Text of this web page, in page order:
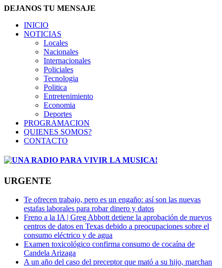
DEJANOS TU MENSAJE
INICIO
NOTICIAS
Locales
Nacionales
Internacionales
Policiales
Tecnologia
Politica
Entretenimiento
Economia
Deportes
PROGRAMACION
QUIENES SOMOS?
CONTACTO
URGENTE
Te ofrecen trabajo, pero es un engaño: así son las nuevas
estafas laborales para robar dinero y datos
Freno a la IA | Greg Abbott detiene la aprobación de nuevos
centros de datos en Texas debido a preocupaciones sobre el
consumo eléctrico y de agua
Examen toxicológico confirma consumo de cocaína de
Candela Arizaga
A un año del caso del preceptor que mató a su hijo, marchan